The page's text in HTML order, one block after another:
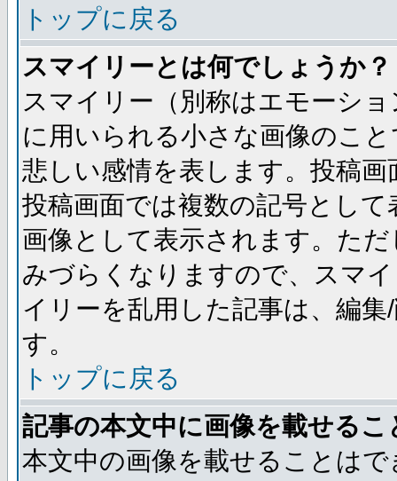
トップに戻る
スマイリーとは何でしょうか？
スマイリー（別称はエモーシ
に用いられる小さな画像のこ
悲しい感情を表します。投稿
投稿画面では複数の記号とし
画像として表示されます。た
みづらくなりますので、スマ
イリーを乱用した記事は、編
す。
トップに戻る
記事の本文中に画像を載せる
本文中の画像を載せることは